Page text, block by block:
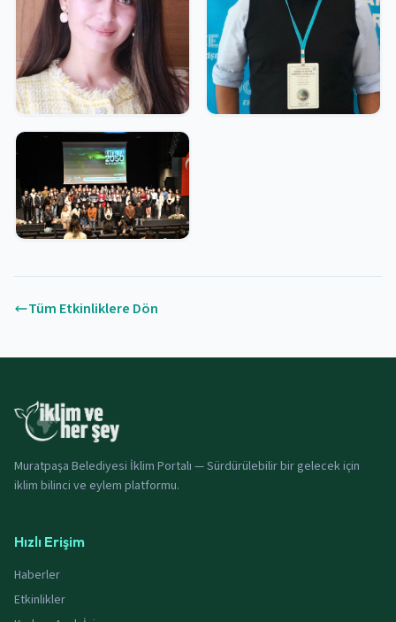
Tüm Etkinliklere Dön
Muratpaşa Belediyesi İklim Portalı — Sürdürülebilir bir gelecek için
iklim bilinci ve eylem platformu.
Hızlı Erişim
Haberler
Etkinlikler